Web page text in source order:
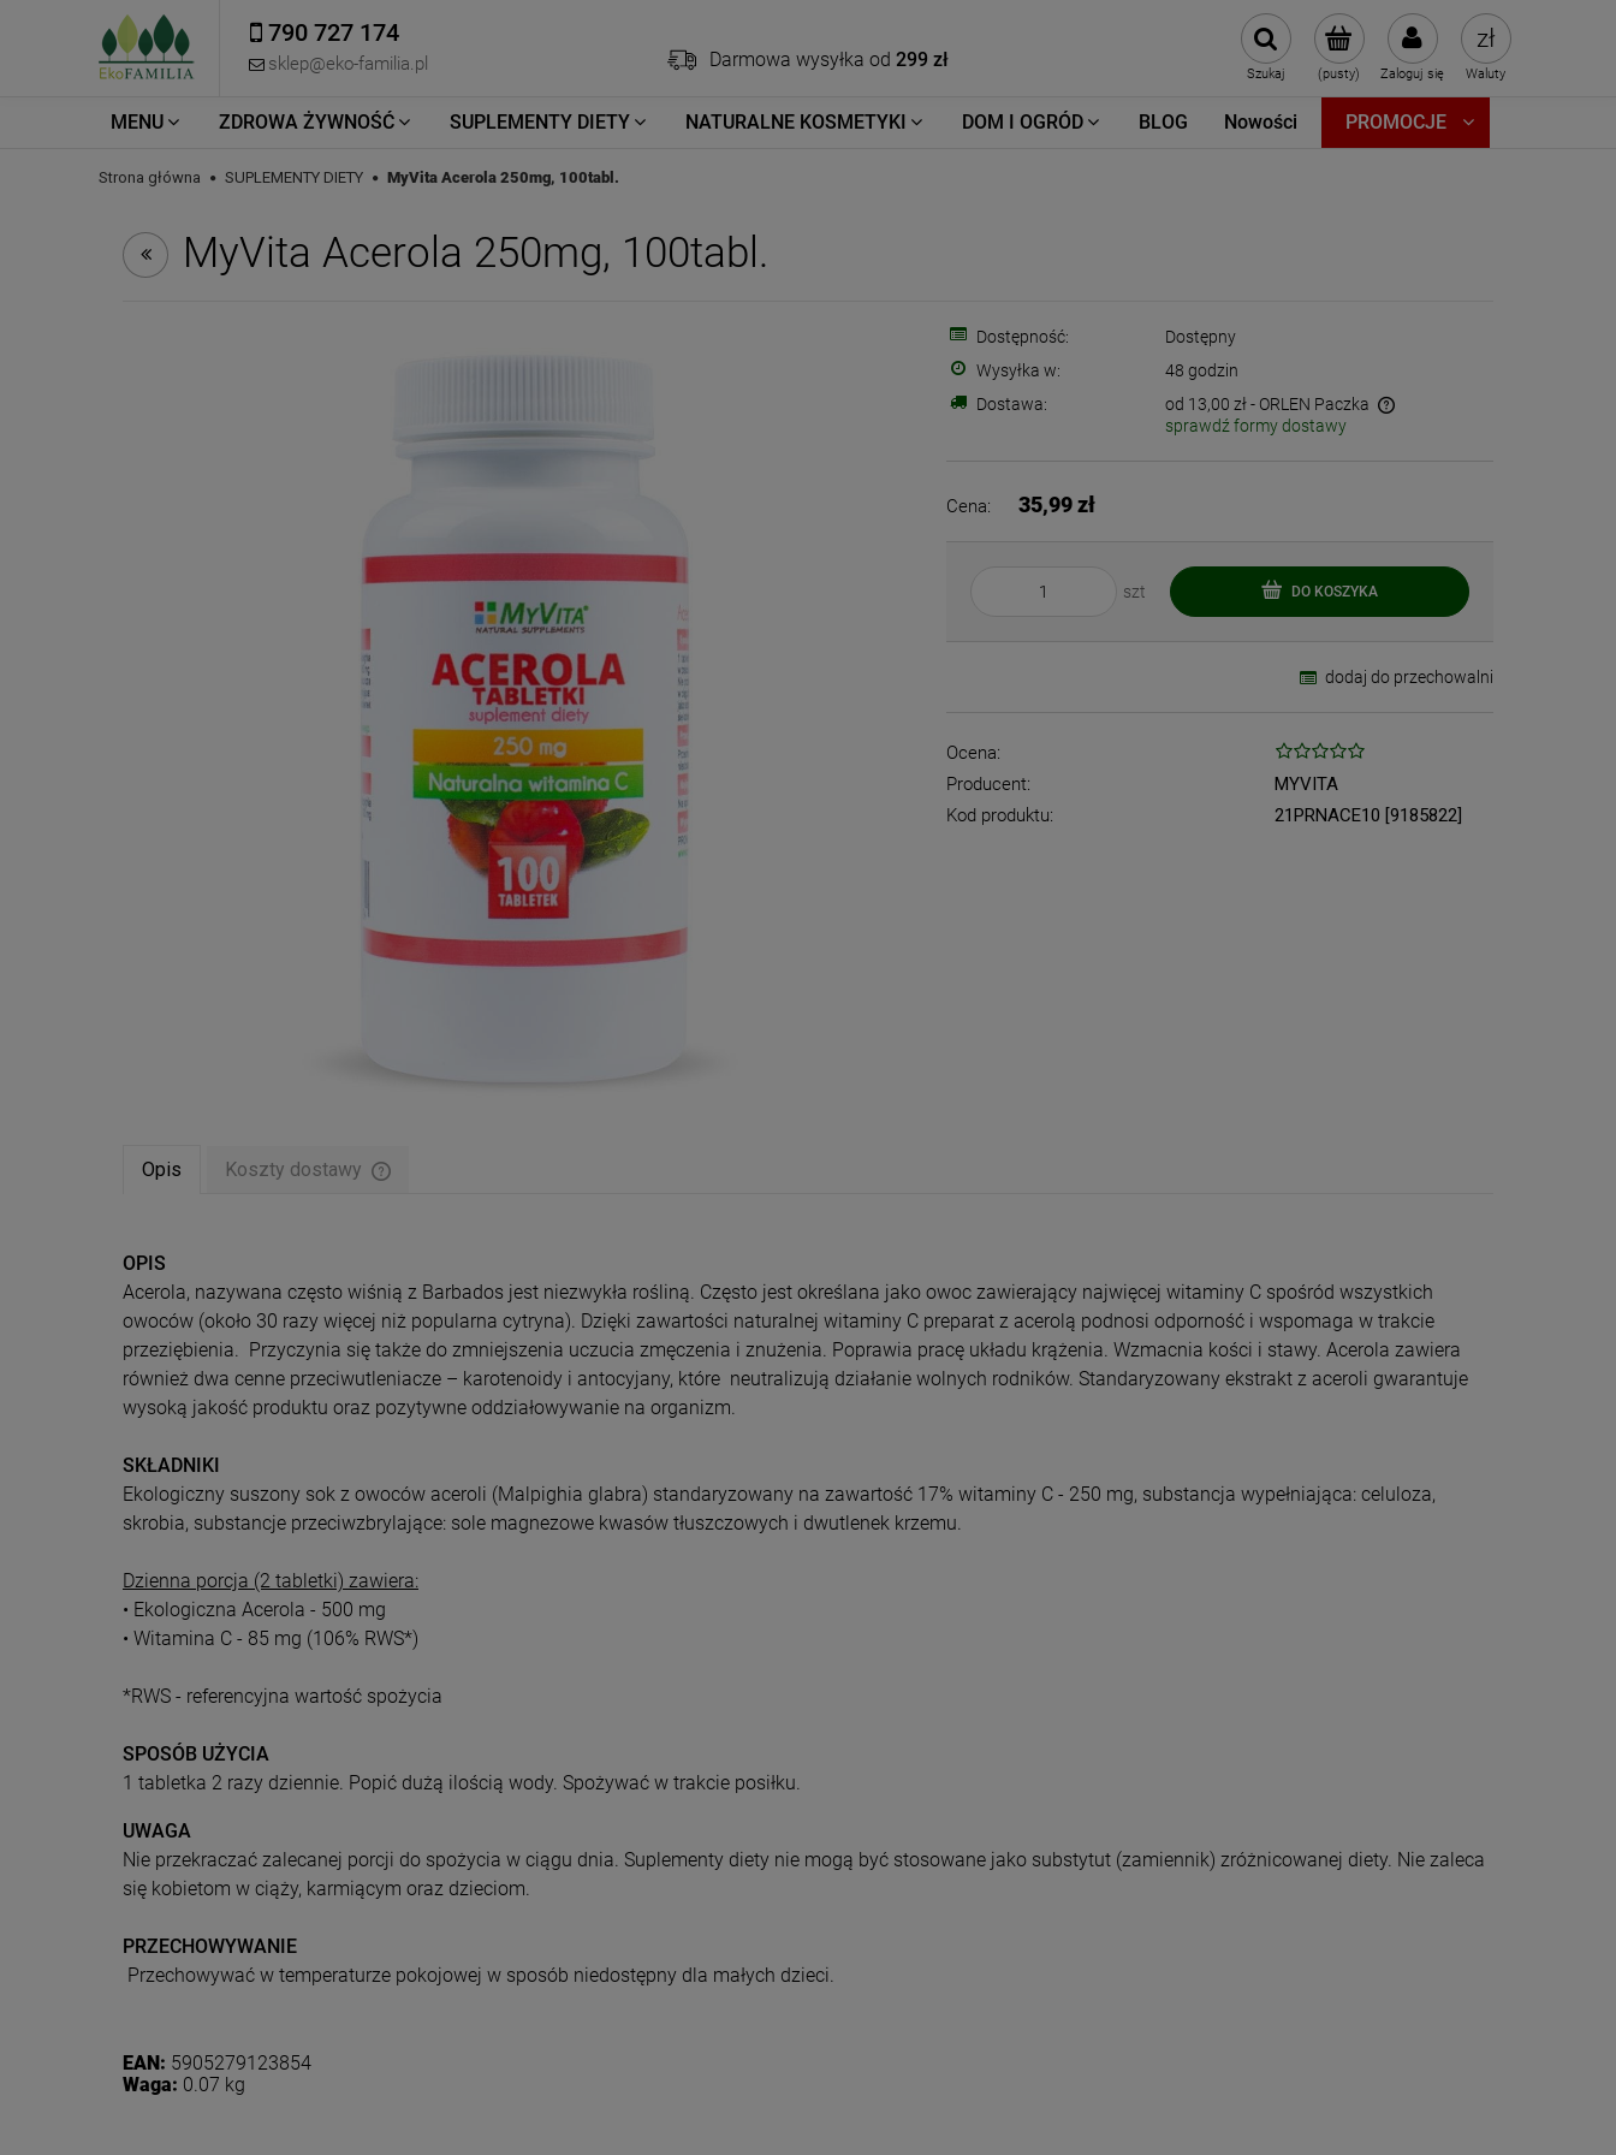
Darmowa wysyłka od 299 zł
790 727 174
sklep@eko-familia.pl (pusty) Zaloguj się
Szukaj Waluty
MENU ZDROWA ŻYWNOŚĆ SUPLEMENTY DIETY NATURALNE KOSMETYKI DOM I OGRÓD BLOG Nowości PROMOCJE
Strona główna SUPLEMENTY DIETY MyVita Acerola 250mg, 100tabl.
MyVita Acerola 250mg, 100tabl.
Dostępność:
Dostępny
Wysyłka w:
48 godzin
Dostawa:
od 13,00 zł - ORLEN Paczka
sprawdź formy dostawy
Cena: 35,99 zł
szt DO KOSZYKA
dodaj do przechowalni
Ocena:
Producent:
MYVITA
Kod produktu:
21PRNACE10 [9185822]
Opis Koszty dostawy
OPIS
Acerola, nazywana często wiśnią z Barbados jest niezwykła rośliną. Często jest określana jako owoc zawierający najwięcej witaminy C spośród wszystkich
owoców (około 30 razy więcej niż popularna cytryna). Dzięki zawartości naturalnej witaminy C preparat z acerolą podnosi odporność i wspomaga w trakcie
przeziębienia. Przyczynia się także do zmniejszenia uczucia zmęczenia i znużenia. Poprawia pracę układu krążenia. Wzmacnia kości i stawy. Acerola zawiera
również dwa cenne przeciwutleniacze – karotenoidy i antocyjany, które neutralizują działanie wolnych rodników. Standaryzowany ekstrakt z aceroli gwarantuje
wysoką jakość produktu oraz pozytywne oddziałowywanie na organizm.
SKŁADNIKI
Ekologiczny suszony sok z owoców aceroli (Malpighia glabra) standaryzowany na zawartość 17% witaminy C - 250 mg, substancja wypełniająca: celuloza,
skrobia, substancje przeciwzbrylające: sole magnezowe kwasów tłuszczowych i dwutlenek krzemu.
Dzienna porcja (2 tabletki) zawiera:
• Ekologiczna Acerola - 500 mg
• Witamina C - 85 mg (106% RWS*)
*RWS - referencyjna wartość spożycia
SPOSÓB UŻYCIA
1 tabletka 2 razy dziennie. Popić dużą ilością wody. Spożywać w trakcie posiłku.
UWAGA
Nie przekraczać zalecanej porcji do spożycia w ciągu dnia. Suplementy diety nie mogą być stosowane jako substytut (zamiennik) zróżnicowanej diety. Nie zaleca
się kobietom w ciąży, karmiącym oraz dzieciom.
PRZECHOWYWANIE
Przechowywać w temperaturze pokojowej w sposób niedostępny dla małych dzieci.
EAN: 5905279123854
Waga: 0.07 kg